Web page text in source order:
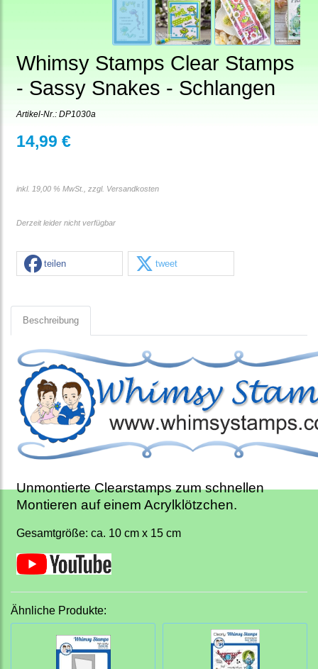
Whimsy Stamps Clear Stamps
- Sassy Snakes - Schlangen
Artikel-Nr.: DP1030a
14,99 €
inkl. 19,00 % MwSt., zzgl. Versandkosten
Derzeit leider nicht verfügbar
teilen tweet
Beschreibung
Unmontierte Clearstamps zum schnellen
Montieren auf einem Acrylklötzchen.
Gesamtgröße: ca. 10 cm x 15 cm
Ähnliche Produkte: